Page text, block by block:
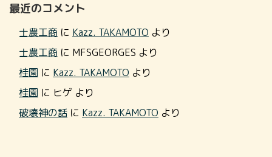
最近のコメント
士農工商 に Kazz. TAKAMOTO より
士農工商 に MFSGEORGES より
桂園 に Kazz. TAKAMOTO より
桂園 に ヒゲ より
破壊神の話 に Kazz. TAKAMOTO より